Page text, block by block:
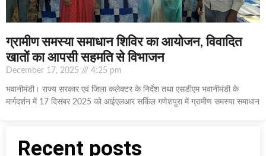
ग्रामीण समस्या समाधान शिविर का आयोजन, विवादित
खातों का आपसी सहमति से विभाजन
December 17, 2025 4:25 pm
भवानीमंडी। राज्य सरकार एवं जिला कलेक्टर के निर्देश तथा एसडीएम भवानीमंडी के
मार्गदर्शन में 17 दिसंबर 2025 को आईएलआर सर्किल गणेशपुरा में ग्रामीण समस्या समाधान
Recent posts